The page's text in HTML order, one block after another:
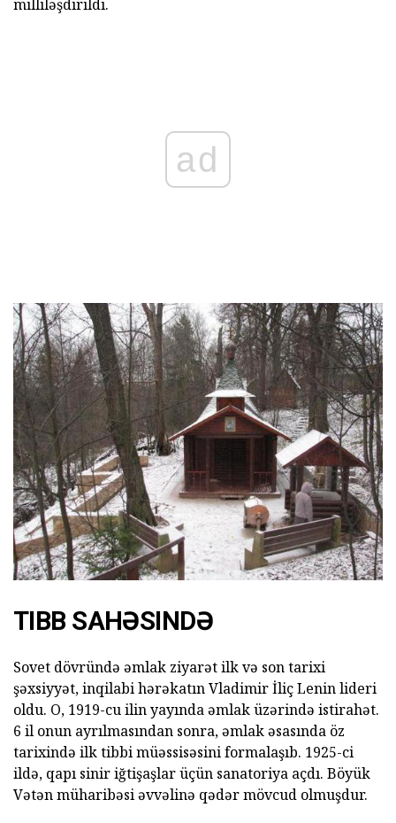
milliləşdirildi.
ad
TIBB SAHƏSINDƏ
Sovet dövründə əmlak ziyarət ilk və son tarixi
şəxsiyyət, inqilabi hərəkatın Vladimir İliç Lenin lideri
oldu. O, 1919-cu ilin yayında əmlak üzərində istirahət.
6 il onun ayrılmasından sonra, əmlak əsasında öz
tarixində ilk tibbi müəssisəsini formalaşıb. 1925-ci
ildə, qapı sinir iğtişaşlar üçün sanatoriya açdı. Böyük
Vətən müharibəsi əvvəlinə qədər mövcud olmuşdur.